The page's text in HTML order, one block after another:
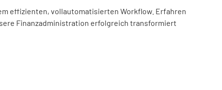
effizienten, vollautomatisierten Workflow. Erfahren
Finanzadministration erfolgreich transformiert